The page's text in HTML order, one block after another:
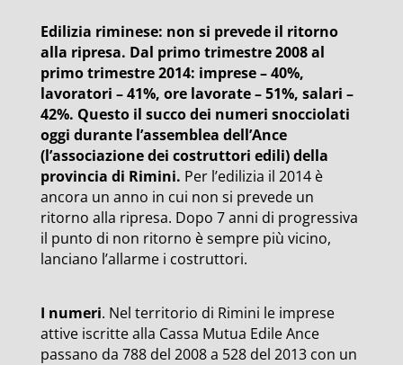
Edilizia riminese: non si prevede il ritorno
alla ripresa. Dal primo trimestre 2008 al
primo trimestre 2014: imprese – 40%,
lavoratori – 41%, ore lavorate – 51%, salari –
42%. Questo il succo dei numeri snocciolati
oggi durante l’assemblea dell’Ance
(l’associazione dei costruttori edili) della
provincia di Rimini. Per l’edilizia il 2014 è
ancora un anno in cui non si prevede un
ritorno alla ripresa. Dopo 7 anni di progressiva
il punto di non ritorno è sempre più vicino,
lanciano l’allarme i costruttori.
I numeri. Nel territorio di Rimini le imprese
attive iscritte alla Cassa Mutua Edile Ance
passano da 788 del 2008 a 528 del 2013 con un